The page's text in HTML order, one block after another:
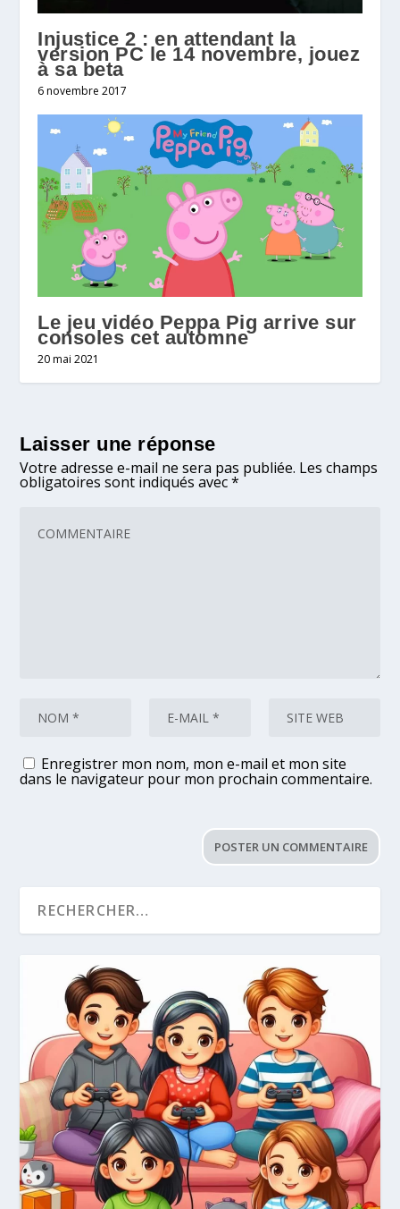
Injustice 2 : en attendant la
version PC le 14 novembre, jouez
à sa beta
6 novembre 2017
Le jeu vidéo Peppa Pig arrive sur
consoles cet automne
20 mai 2021
Laisser une réponse
Votre adresse e-mail ne sera pas publiée. Les champs
obligatoires sont indiqués avec*
Enregistrer mon nom, mon e-mail et mon site
dans le navigateur pour mon prochain commentaire.